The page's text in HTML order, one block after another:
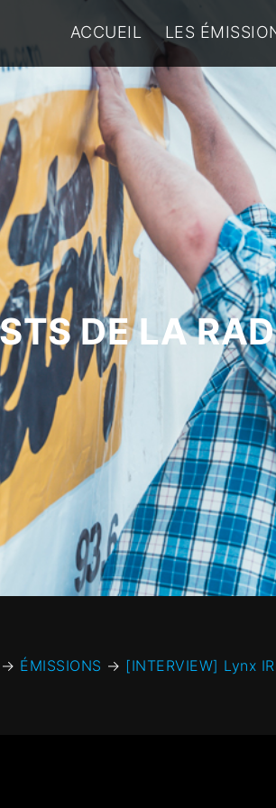
ACCUEIL LES
DE LA
→ ÉMISSIONS → [INTERVIEW] Lynx